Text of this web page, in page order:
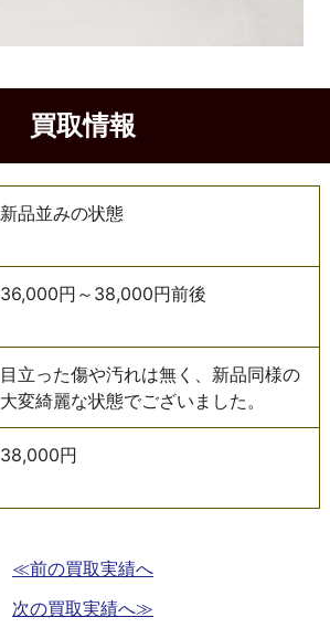
買取情報
新品並みの状態
36,000円～38,000円前後
目立った傷や汚れは無く、新品同様の
大変綺麗な状態でございました。
38,000円
≪前の買取実績へ
次の買取実績へ≫